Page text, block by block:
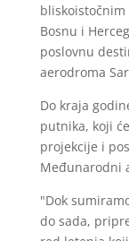
bliskoistočnim
Bosnu i
poslovnu
aerodroma
Do kraja
putnika, koji
projekcije i
Međunarodni
"Dok
do sada,